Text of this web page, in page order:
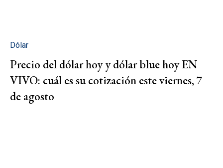
Dólar
Precio del dólar hoy y dólar blue hoy EN
VIVO: cuál es su cotización este viernes, 7
de agosto